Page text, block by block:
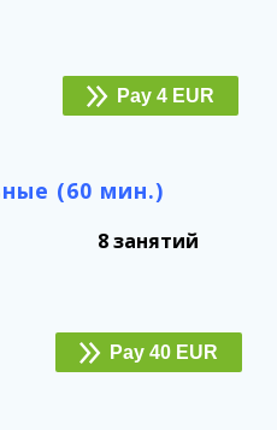
Pay 4 EUR
(60 мин.)
8 занятий
Pay 40 EUR